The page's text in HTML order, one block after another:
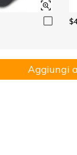
Aggiungi